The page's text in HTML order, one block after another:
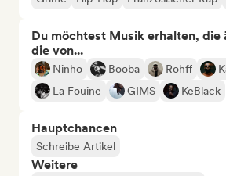
Du möchtest Musik erhalten, die
die von...
Ninho Booba Rohff
La Fouine
GIMS KeBlack
Hauptchancen
Schreibe Artikel
Weitere